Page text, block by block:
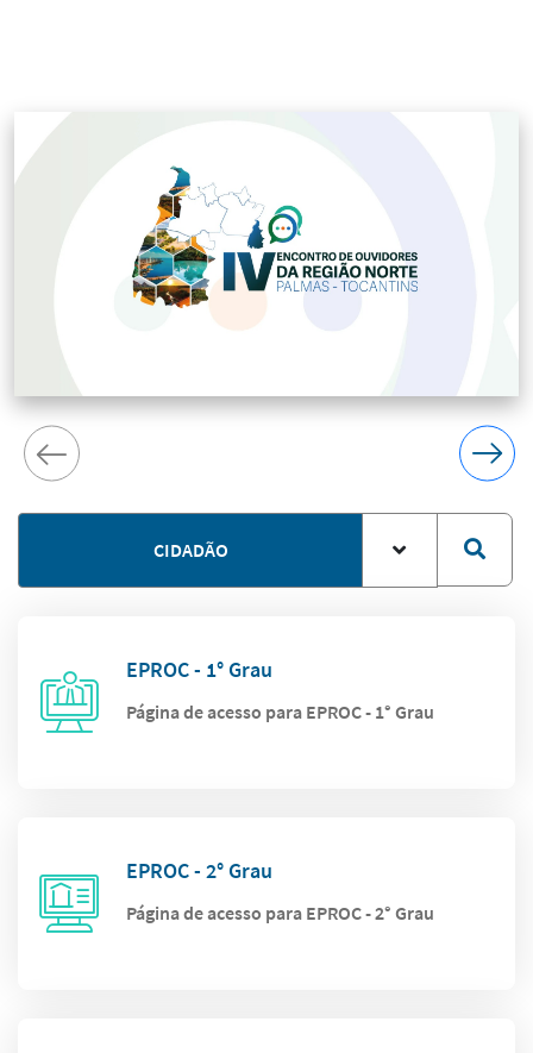
CIDADÃO
EPROC - 1° Grau
Página de acesso para EPROC - 1° Grau
EPROC - 2° Grau
Página de acesso para EPROC - 2° Grau